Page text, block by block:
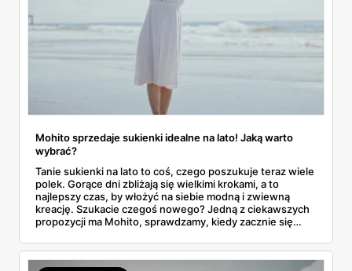
Mohito sprzedaje sukienki idealne na lato! Jaką warto
wybrać?
Tanie sukienki na lato to coś, czego poszukuje teraz wiele
polek. Gorące dni zbliżają się wielkimi krokami, a to
najlepszy czas, by włożyć na siebie modną i zwiewną
kreację. Szukacie czegoś nowego? Jedną z ciekawszych
propozycji ma Mohito, sprawdzamy, kiedy zacznie się